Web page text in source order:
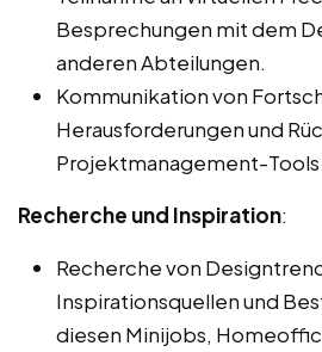
Besprechungen mit dem
anderen Abteilungen.
Kommunikation von
Herausforderungen und
Projektmanagement-Tools
Recherche und Inspiration:
Recherche von
Inspirationsquellen und
diesen Minijobs,